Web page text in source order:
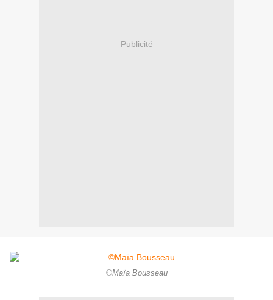
Publicité
©Maïa Bousseau